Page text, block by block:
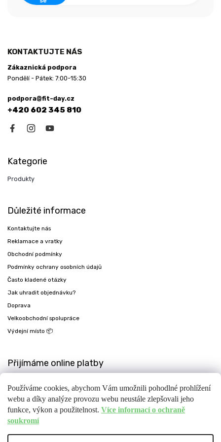
Používáme cookies, abychom Vám umožnili pohodlné prohlížení
webu a díky analýze provozu webu neustále zlepšovali jeho
funkce, výkon a použitelnost. Více informací o ochraně
soukromí
KONTAKTUJTE NÁS
Zákaznická podpora
Pondělí - Pátek: 7:00-15:30
podpora@fit-day.cz
+420 602 345 810
Kategorie
Produkty
Důležité informace
Kontaktujte nás
Reklamace a vratky
Obchodní podmínky
Podmínky ochrany osobních údajů
Často kladené otázky
Jak uhradit objednávku?
Doprava
Velkoobchodní spolupráce
Výdejní místo 📦
Přijímáme online platby